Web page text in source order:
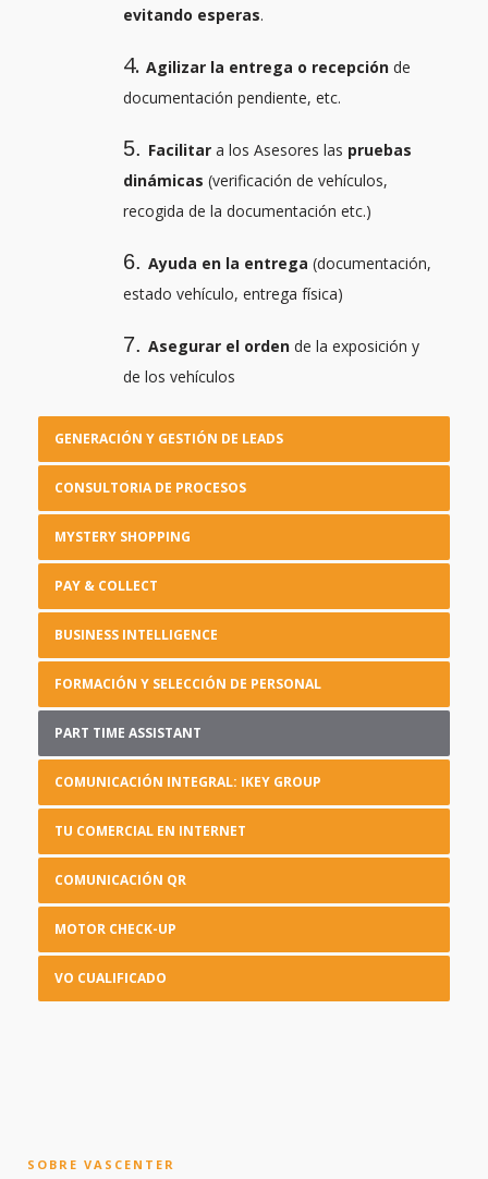
evitando esperas.
4. Agilizar la entrega o recepción de
documentación pendiente, etc.
5. Facilitar a los Asesores las pruebas
dinámicas (verificación de vehículos,
recogida de la documentación etc.)
6. Ayuda en la entrega (documentación,
estado vehículo, entrega física)
7. Asegurar el orden de la exposición y
de los vehículos
GENERACIÓN Y GESTIÓN DE LEADS
CONSULTORIA DE PROCESOS
MYSTERY SHOPPING
PAY & COLLECT
BUSINESS INTELLIGENCE
FORMACIÓN Y SELECCIÓN DE PERSONAL
PART TIME ASSISTANT
COMUNICACIÓN INTEGRAL: IKEY GROUP
TU COMERCIAL EN INTERNET
COMUNICACIÓN QR
MOTOR CHECK-UP
VO CUALIFICADO
SOBRE VASCENTER